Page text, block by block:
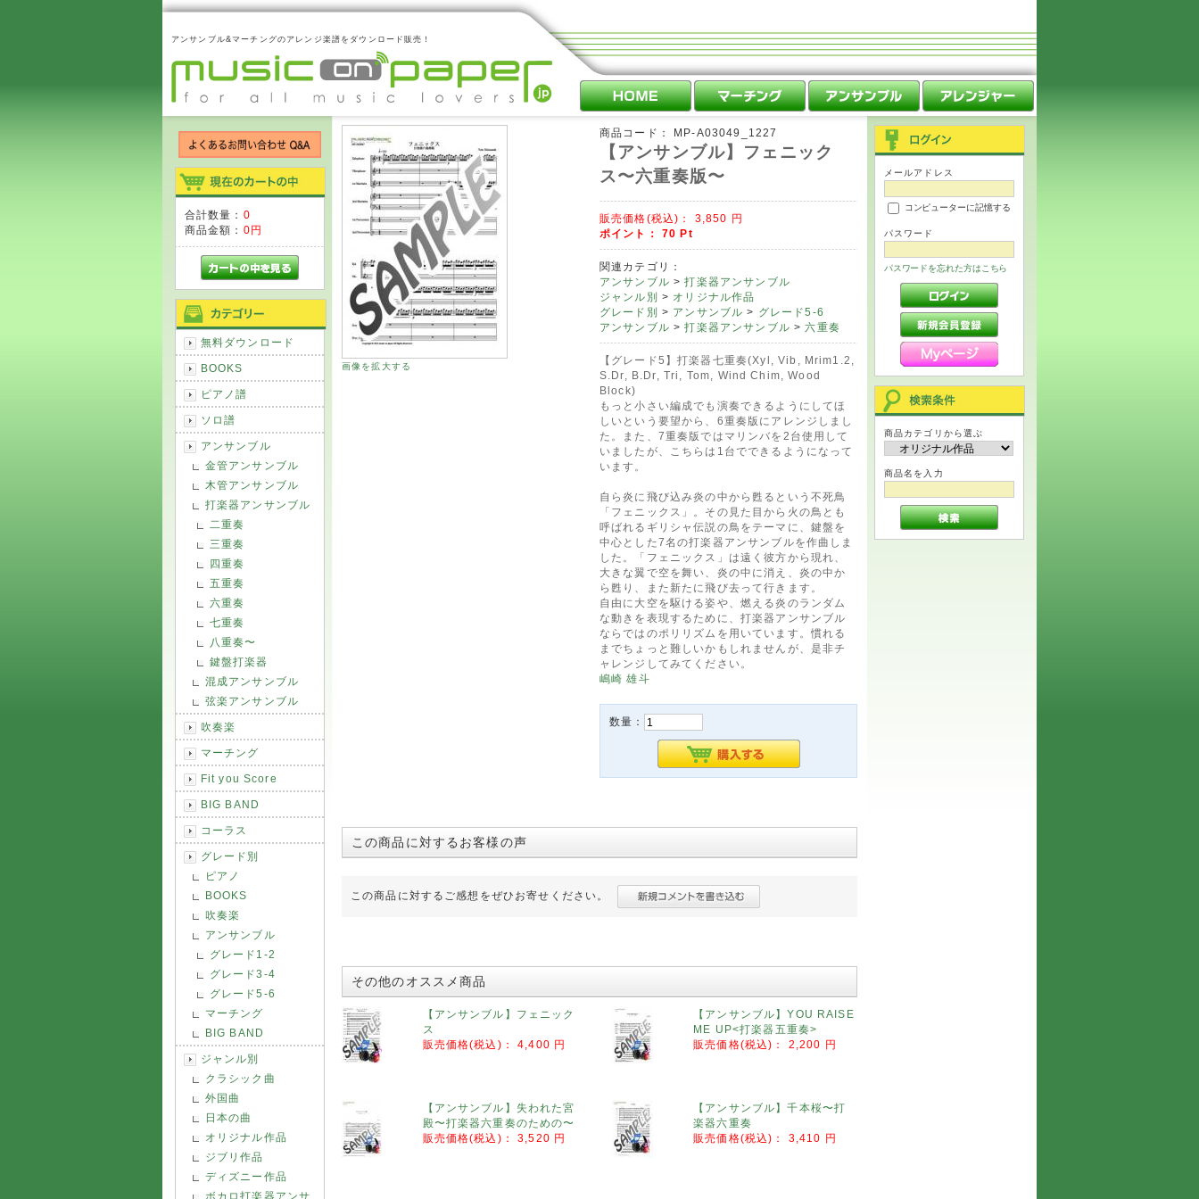
アンサンブル&マーチングのアレンジ楽譜をダウンロード販売！
合計数量： 0
商品金額： 0円
無料ダウンロード
BOOKS
ピアノ譜
ソロ譜
アンサンブル
金管アンサンブル
木管アンサンブル
打楽器アンサンブル
二重奏
三重奏
四重奏
五重奏
六重奏
七重奏
八重奏〜
鍵盤打楽器
混成アンサンブル
弦楽アンサンブル
吹奏楽
マーチング
Fit you Score
BIG BAND
コーラス
グレード別
ピアノ
BOOKS
吹奏楽
アンサンブル
グレード1-2
グレード3-4
グレード5-6
マーチング
BIG BAND
ジャンル別
クラシック曲
外国曲
日本の曲
オリジナル作品
ジブリ作品
ディズニー作品
ボカロ打楽器アンサ
画像を拡大する
商品コード： MP-A03049_1227
【アンサンブル】フェニック
ス〜六重奏版〜
販売価格(税込)： 3,850 円
ポイント： 70 Pt
関連カテゴリ：
アンサンブル >打楽器アンサンブル
ジャンル別 > オリジナル作品
グレード別 > アンサンブル > グレード5-6
アンサンブル >打楽器アンサンブル >六重奏
【グレード5】打楽器七重奏(Xyl, Vib, Mrim1.2,
S.Dr, B.Dr, Tri, Tom, Wind Chim, Wood
Block)
もっと小さい編成でも演奏できるようにしてほ
しいという要望から、6重奏版にアレンジしまし
た。また、7重奏版ではマリンバを2台使用して
いましたが、こちらは1台でできるようになって
います。
自ら炎に飛び込み炎の中から甦るという不死鳥
「フェニックス」。その見た目から火の鳥とも
呼ばれるギリシャ伝説の鳥をテーマに、鍵盤を
中心とした7名の打楽器アンサンブルを作曲しま
した。「フェニックス」は遠く彼方から現れ、
大きな翼で空を舞い、炎の中に消え、炎の中か
ら甦り、また新たに飛び去って行きます。
自由に大空を駆ける姿や、燃える炎のランダム
な動きを表現するために、打楽器アンサンブル
ならではのポリリズムを用いています。慣れる
までちょっと難しいかもしれませんが、是非チ
ャレンジしてみてください。
嶋崎 雄斗
数量：
この商品に対するお客様の声
この商品に対するご感想をぜひお寄せください。
その他のオススメ商品
【アンサンブル】フェニック
ス
販売価格(税込)：
4,400 円
【アンサンブル】YOU RAISE
ME UP<打楽器五重奏>
販売価格(税込)：
2,200 円
【アンサンブル】失われた宮
殿〜打楽器六重奏のための〜
販売価格(税込)：
3,520 円
【アンサンブル】千本桜〜打
楽器六重奏
販売価格(税込)：
3,410 円
メールアドレス
コンピューターに記憶する
パスワード
パスワードを忘れた方はこちら
商品カテゴリから選ぶ
商品名を入力